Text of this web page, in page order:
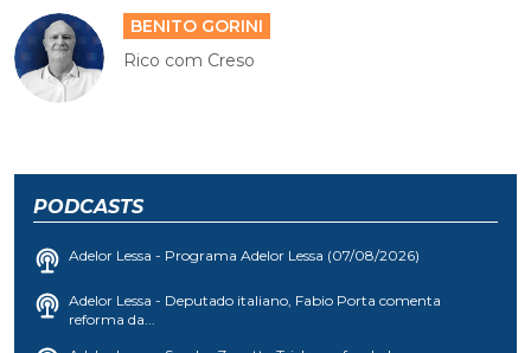
BENITO GORINI
Rico com Creso
PODCASTS
Adelor Lessa - Programa Adelor Lessa (07/08/2026)
Adelor Lessa - Deputado italiano, Fabio Porta comenta
reforma da...